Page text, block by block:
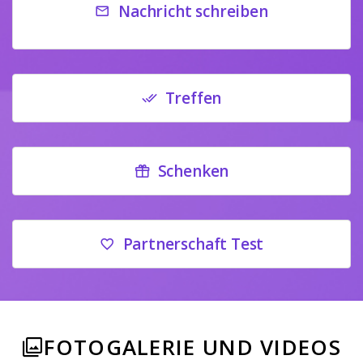
Nachricht schreiben
Treffen
Schenken
Partnerschaft Test
FOTOGALERIE UND VIDEOS